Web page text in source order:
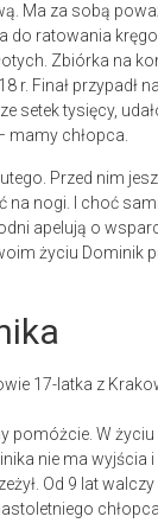
Ma za sobą
do ratowania
Zbiórka na
r. Finał przypadł
setek tysięcy,
mamy chłopca.
Przed nim
na nogi. I choć
apelują o
życiu Dominik
pomóżcie. W
nie ma wyjścia
Od 9 lat